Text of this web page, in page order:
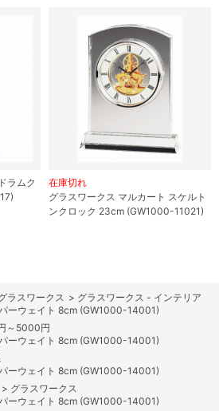
ラムク
在庫切れ
グラスワークス マルカート スケルト
ンクロック 23cm (GW1000-11021)
ラスワークス > グラスワークス - インテリア
ーウェイト 8cm (GW1000-14001)
～5000円
ーウェイト 8cm (GW1000-14001)
ーウェイト 8cm (GW1000-14001)
> グラスワークス
ーウェイト 8cm (GW1000-14001)